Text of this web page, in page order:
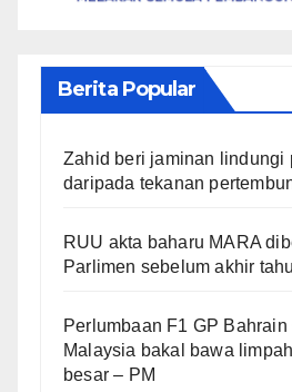
Berita Popular
Zahid beri jaminan lindungi
daripada tekanan
RUU akta baharu MARA
Parlimen sebelum akhir
Perlumbaan F1 GP Bahrain
Malaysia bakal bawa
besar – PM